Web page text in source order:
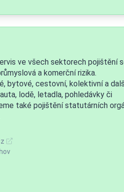
ve všech sektorech pojištění
a komerční rizika.
bytové, cestovní, kolektivní a
lodě, letadla, pohledávky či
také pojištění statutárních